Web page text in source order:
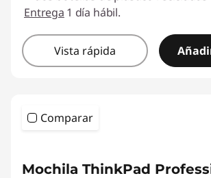
Entrega 1 día hábil.
Vista rápida
Comparar
Mochila ThinkPad